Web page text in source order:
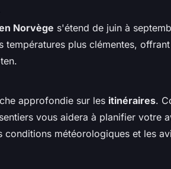
Norvège s'étend de juin à
températures plus clémentes,
approfondie sur les itinéraires.
vous aidera à planifier votre
météorologiques et les